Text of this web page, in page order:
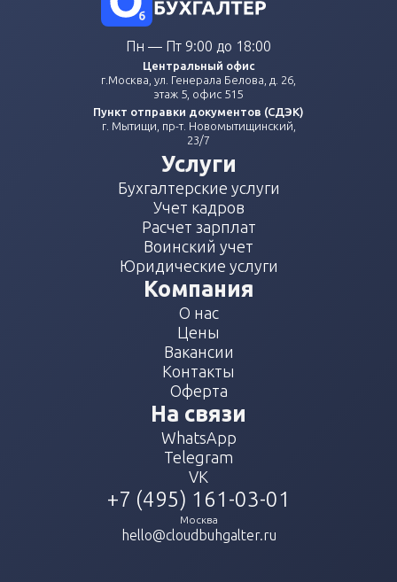
Пн — Пт 9:00 до 18:00
Центральный офис
г.Москва, ул. Генерала Белова, д. 26,
этаж 5, офис 515
Пункт отправки документов (СДЭК)
г. Мытищи, пр-т. Новомытищинский,
23/7
Услуги
Бухгалтерские услуги
Учет кадров
Расчет зарплат
Воинский учет
Юридические услуги
Компания
О нас
Цены
Вакансии
Контакты
Оферта
На связи
WhatsApp
Telegram
VK
+7 (495) 161-03-01
Москва
hello@cloudbuhgalter.ru